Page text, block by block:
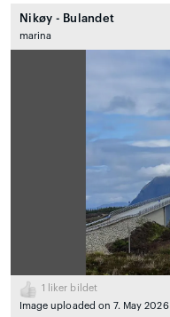
Nikøy - Bulandet
marina
1
liker bildet
Image uploaded on 7. May 2026